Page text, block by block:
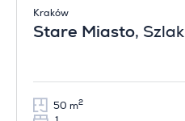
Kraków
Stare Miasto, Szlak
50 m2